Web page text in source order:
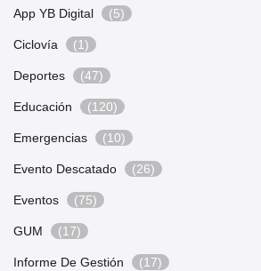
App YB Digital (5)
Ciclovía (1)
Deportes (47)
Educación (120)
Emergencias (10)
Evento Descatado (26)
Eventos (75)
GUM (17)
Informe De Gestión (17)